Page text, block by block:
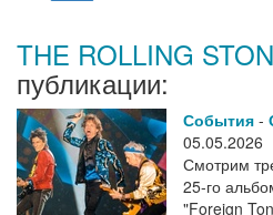
THE ROLLING
публикации:
События -
05.05.2026
Смотрим
25-го
"Foreign